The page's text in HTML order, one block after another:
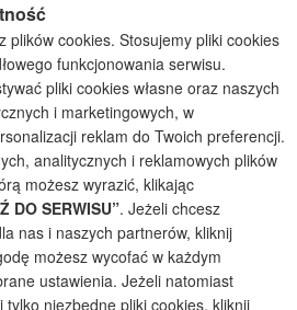
- Tradycyjne i nowoczesne gotowe
architektoniczna założona w 1990r.
procesu powstawania projektów (zgodnie z
na stronie projekty domów mogą
technicznej.
treści dostępnych w naszym sklepie,
potrzeb korzystamy z
plików cookies. Stosujemy pliki cookies
funkcjonowania serwisu.
pliki cookies własne oraz naszych
i marketingowych, w
reklam do Twoich preferencji.
analitycznych i reklamowych plików
możesz wyrazić, klikając
DO SERWISU”. Jeżeli chcesz
nas i naszych partnerów, kliknij
możesz wycofać w każdym
ustawienia. Jeżeli natomiast
niezbędne pliki cookies, kliknij